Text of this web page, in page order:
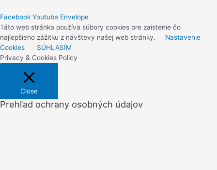
Facebook Youtube Envelope
Táto web stránka používa súbory cookies pre zaistenie čo
najlepšieho zážitku z návštevy našej web stránky.
Nastavenie
Cookies
SÚHLASÍM
Privacy & Cookies Policy
Close
Prehľad ochrany osobných údajov